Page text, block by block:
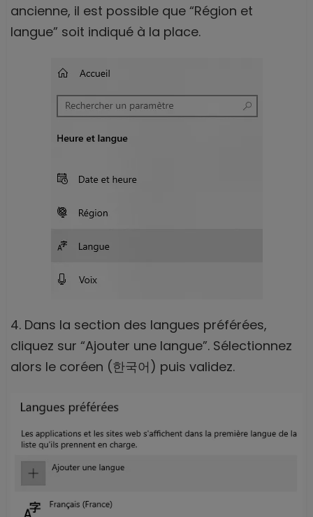
ancienne, il est possible que “Région et
langue” soit indiqué à la place.
4. Dans la section des langues préférées,
cliquez sur “Ajouter une langue”. Sélectionnez
alors le coréen (한국어) puis validez.